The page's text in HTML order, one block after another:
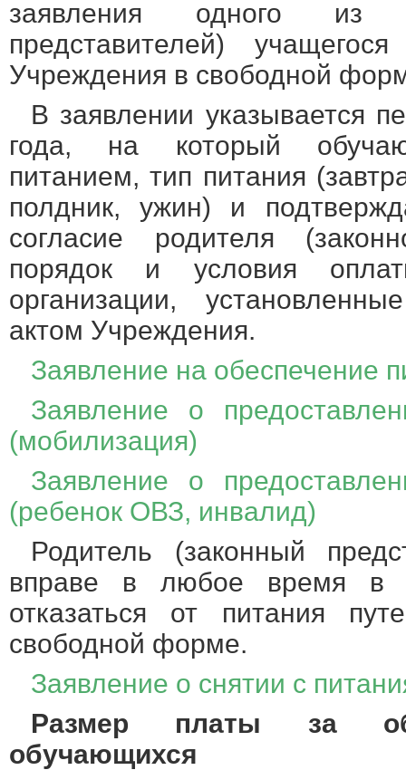
заявления одного из
представителей)
Учреждения в свободной
В заявлении указывается
года, на который
питанием, тип питания
полдник, ужин) и
согласие родителя
порядок и условия
организации,
актом Учреждения.
Заявление на обеспечение
Заявление о
(мобилизация)
Заявление о
(ребенок ОВЗ, инвалид)
Родитель (законный
вправе в любое время в
отказаться от питания
свободной форме.
Заявление о снятии с
Размер платы за
обучающихся